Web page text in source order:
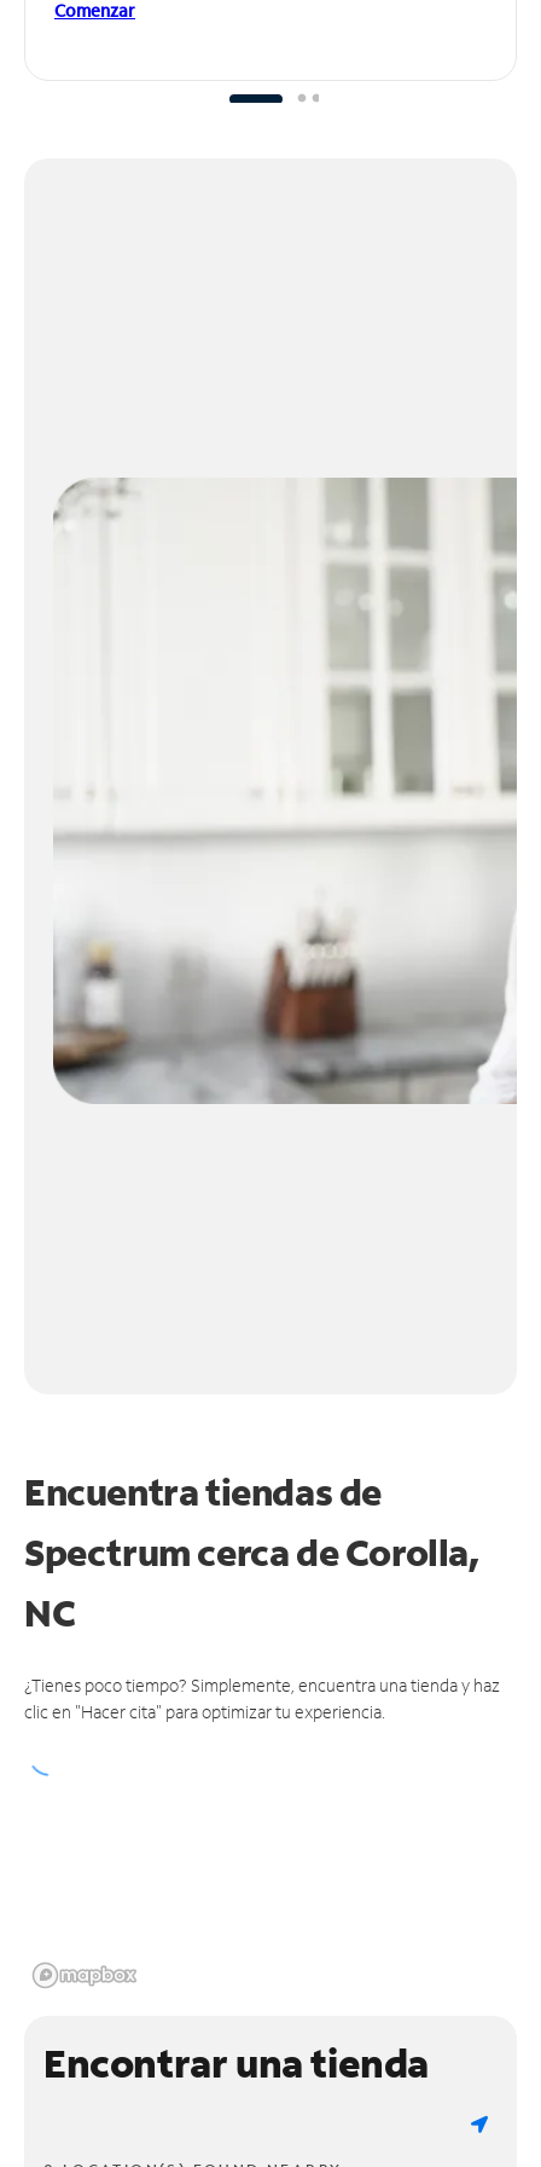
Comenzar
Encuentra tiendas de
Spectrum cerca deCorolla,
NC
¿Tienes poco tiempo? Simplemente, encuentra una tienda y haz
clic en "Hacer cita" para optimizar tu experiencia.
Encontrar una tienda